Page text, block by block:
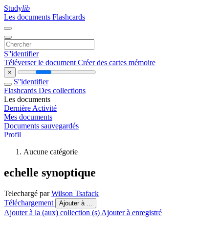
Studylib
Les documents Flashcards
S''identifier
Téléverser le document Créer des cartes mémoire
×
S''identifier
Flashcards Des collections
Les documents
Dernière Activité
Mes documents
Documents sauvegardés
Profil
Aucune catégorie
echelle synoptique
Telechargé parWilson Tsafack
Téléchargement
Ajouter à ...
Ajouter à la (aux) collection (s) Ajouter à enregistré